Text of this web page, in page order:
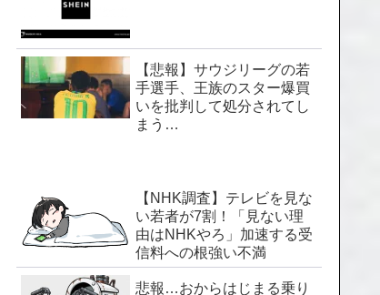
【悲報】サウジリーグの若
手選手、王族のスター爆買
いを批判して処分されてし
まう…
【NHK調査】テレビを見な
い若者が7割！「見ない理
由はNHKやろ」加速する受
信料への根強い不満
悲報…おからはじまる乗り